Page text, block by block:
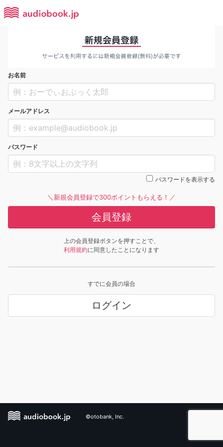
お名前
メールアドレス
パスワード
パスワードを表示する
＼新規会員登録で300ポイントもらえる！／
会員登録
上の会員登録ボタンを押すことで、
利用規約に同意したことになります
すでに会員の場合
ログイン
©otobank, Inc.